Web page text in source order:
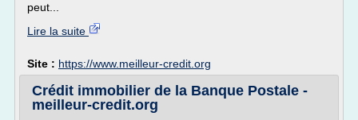
peut...
Lire la suite
Site : https://www.meilleur-credit.org
Crédit immobilier de la Banque Postale -
meilleur-credit.org